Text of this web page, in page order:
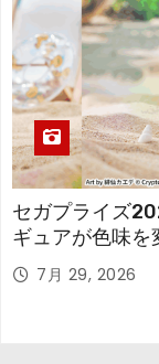
セガプライズ
ギュアが色味を
7月 29, 2026